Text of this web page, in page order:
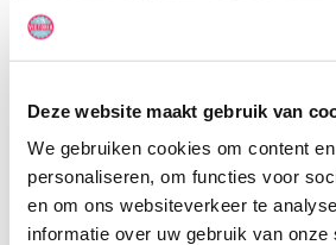
Deze website maakt gebruik van
We gebruiken cookies om content
personaliseren, om functies voor
en om ons websiteverkeer te
informatie over uw gebruik van onze
McRent Compact